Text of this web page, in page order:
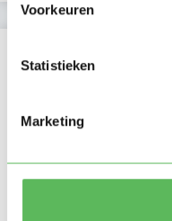
Voorkeuren
Statistieken
Marketing